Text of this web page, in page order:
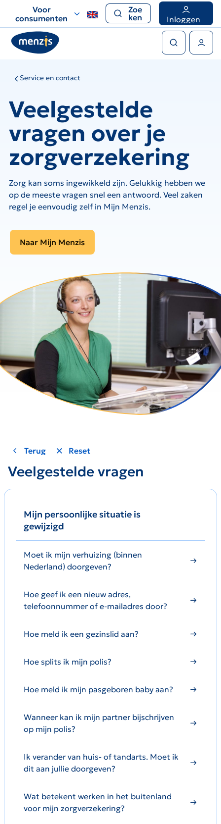
voor
snelle
navigatie
Voor
consumenten
Zoe
ken
Inloggen
Service en contact
Veelgestelde
vragen over je
zorgverzekering
Zorg kan soms ingewikkeld zijn. Gelukkig hebben we
op de meeste vragen snel een antwoord. Veel zaken
regel je eenvoudig zelf in Mijn Menzis.
Naar Mijn Menzis
Terug Reset
Veelgestelde vragen
Mijn persoonlijke situatie is
gewijzigd
Moet ik mijn verhuizing (binnen
Nederland) doorgeven?
Hoe geef ik een nieuw adres,
telefoonnummer of e-mailadres door?
Hoe meld ik een gezinslid aan?
Hoe splits ik mijn polis?
Hoe meld ik mijn pasgeboren baby aan?
Wanneer kan ik mijn partner bijschrijven
op mijn polis?
Ik verander van huis- of tandarts. Moet ik
dit aan jullie doorgeven?
Wat betekent werken in het buitenland
voor mijn zorgverzekering?